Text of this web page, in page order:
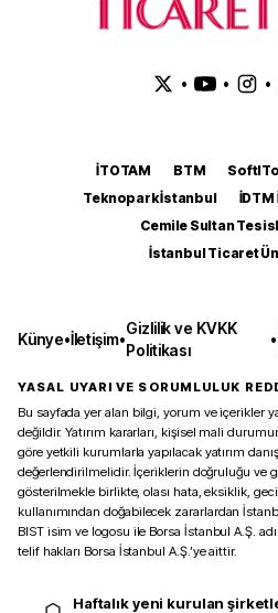
• • •
İTOTAM BTM SoftITo
Teknopark İstanbul
Cemile Sultan
İstanbul Ticaret
Künye•İletişim•
Gizlilik ve KVKK
Politikası
•
YASAL UYARI VE SORUMLULUK
Bu sayfada yer alan bilgi, yorum ve içerikler
değildir. Yatırım kararları, kişisel mali
göre yetkili kurumlarla yapılacak yatırım
değerlendirilmelidir. İçeriklerin doğruluğu ve
gösterilmekle birlikte, olası hata, eksiklik,
kullanımından doğabilecek zararlardan
BIST isim ve logosu ile Borsa İstanbul A.Ş.
telif hakları Borsa İstanbul A.Ş.’ye aittir.
Haftalık yeni kurulan